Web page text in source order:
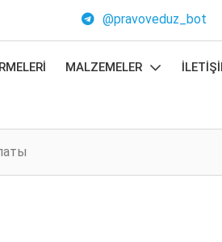
@pravoveduz_bot
MALZEMELER